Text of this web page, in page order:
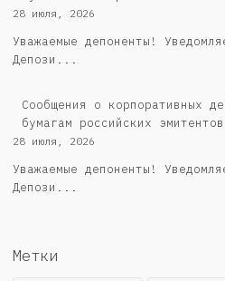
28 июля, 2026
Уважаемые депоненты!
Депози...
Cообщения о корпоративных
бумагам российских эмитентов
28 июля, 2026
Уважаемые депоненты!
Депози...
Метки